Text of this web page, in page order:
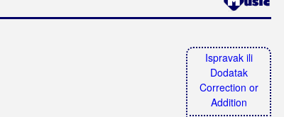
Ispravak ili
Dodatak
Correction or
Addition